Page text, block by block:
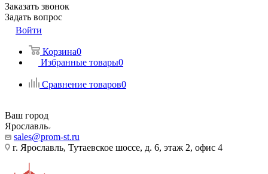
Заказать звонок
Задать вопрос
Войти
Корзина0
Избранные товары0
Сравнение товаров0
Ваш город
Ярославль
sales@prom-st.ru
г. Ярославль, Тутаевское шоссе, д. 6, этаж 2, офис 4